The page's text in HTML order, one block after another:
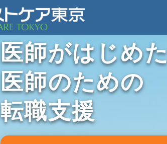
医師がはじめた
医師のための
転職支援